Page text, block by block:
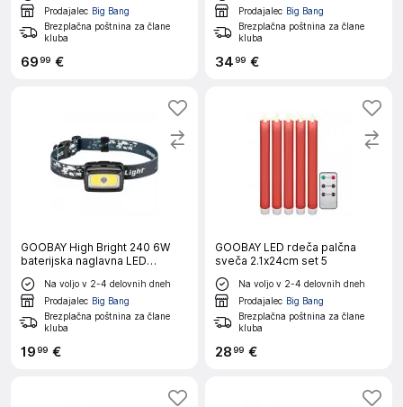
Prodajalec Big Bang
Brezplačna poštnina za člane
kluba
6999 €
Prodajalec Big Bang
Brezplačna poštnina za člane
kluba
3499 €
GOOBAY High Bright 240 6W
baterijska naglavna LED
svetilka
Na voljo v 2-4 delovnih dneh
Prodajalec Big Bang
Brezplačna poštnina za člane
kluba
1999 €
GOOBAY LED rdeča palčna
sveča 2.1x24cm set 5
Na voljo v 2-4 delovnih dneh
Prodajalec Big Bang
Brezplačna poštnina za člane
kluba
2899 €